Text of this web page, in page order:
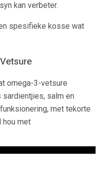
kan verbeter.
spesifieke kosse wat
omega-3-vetsure
salm en
met tekorte
hou met